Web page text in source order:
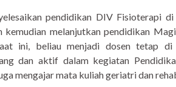
pendidikan DIV Fisioterapi
kemudian melanjutkan pendidikan
ini, beliau menjadi dosen tetap di
dan aktif dalam kegiatan
mengajar mata kuliah geriatri dan